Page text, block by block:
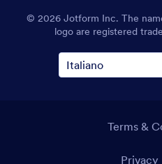
© 2026 Jotform Inc. The
logo are registered
Terms &
Privacy